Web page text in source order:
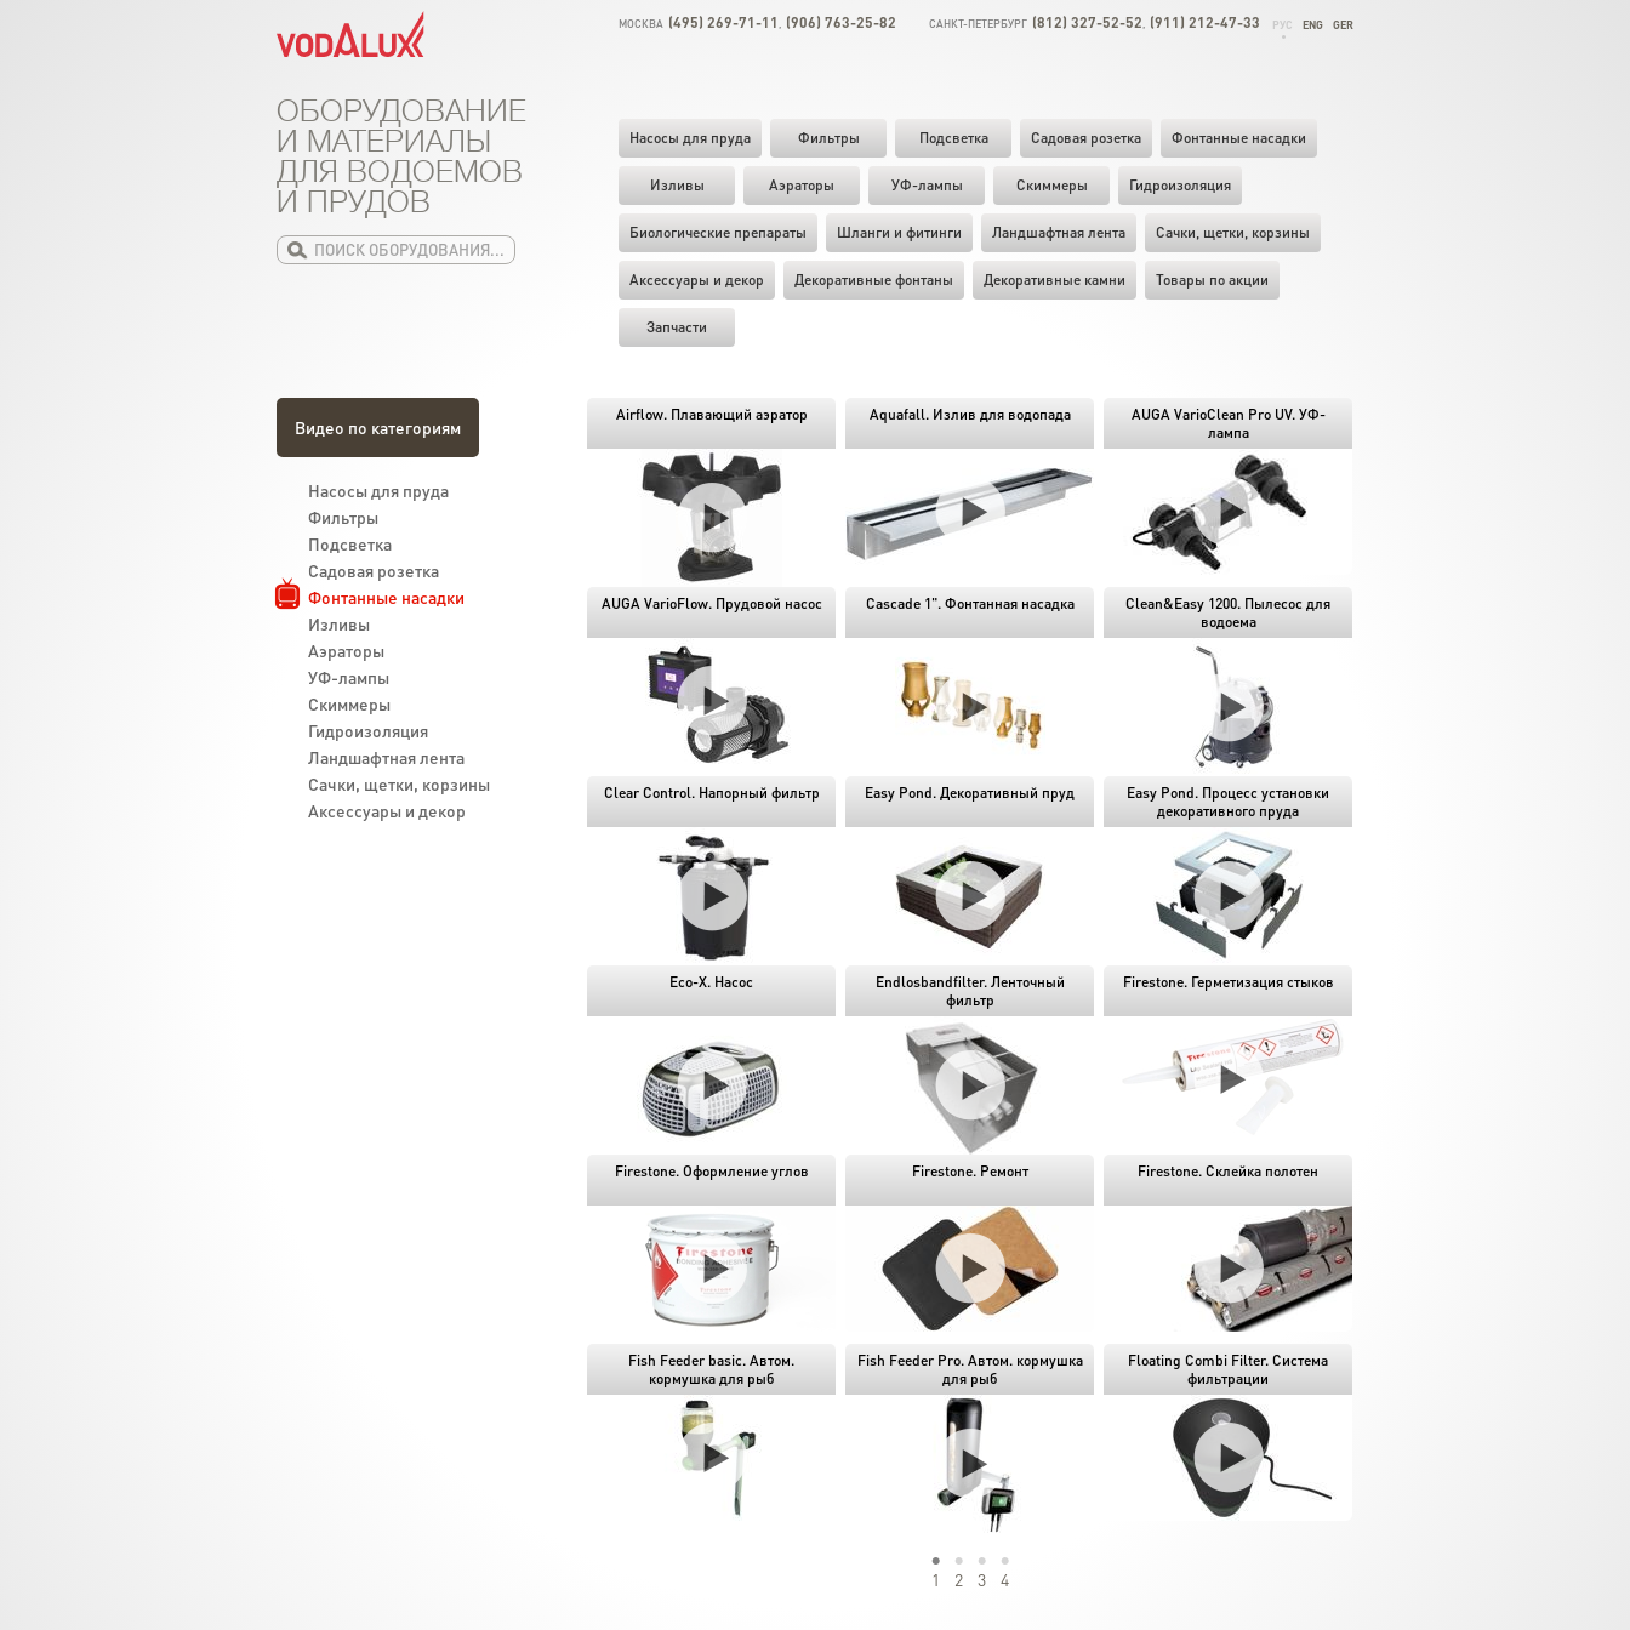
МОСКВА (495) 269-71-11 (906) 763-25-82 САНКТ-ПЕТЕРБУРГ (812) 327-52-52 (911) 212-47-33 РУС ENG GER
Насосы для пруда Фильтры Подсветка Садовая розетка Фонтанные насадки
Изливы Аэраторы УФ-лампы Скиммеры Гидроизоляция
Биологические препараты Шланги и фитинги Ландшафтная лента Cачки, щетки, корзины
Аксессуары и декор Декоративные фонтаны Декоративные камни Товары по акции
Запчасти
ОБОРУДОВАНИЕ
И МАТЕРИАЛЫ
ДЛЯ ВОДОЕМОВ
И ПРУДОВ
Airflow. Плавающий аэратор Aquafall. Излив для водопада
AUGA VarioClean Pro UV. УФ-
лампа
AUGA VarioFlow. Прудовой насос Cascade 1". Фонтанная насадка
Clean&Easy 1200. Пылесос для
водоема
Clear Control. Напорный фильтр Easy Pond. Декоративный пруд
Easy Pond. Процесс установки
декоративного пруда
Eco-X. Насос
Endlosbandfilter. Ленточный
фильтр
Firestone. Герметизация стыков
Firestone. Оформление углов Firestone. Ремонт Firestone. Склейка полотен
Fish Feeder basic. Автом.
кормушка для рыб
Fish Feeder Pro. Автом. кормушка
для рыб
Floating Combi Filter. Система
фильтрации
1 2 3 4
Видео по категориям
Насосы для пруда
Фильтры
Подсветка
Садовая розетка
Фонтанные насадки
Изливы
Аэраторы
УФ-лампы
Скиммеры
Гидроизоляция
Ландшафтная лента
Cачки, щетки, корзины
Аксессуары и декор